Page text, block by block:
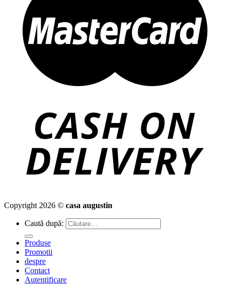
Copyright 2026 © casa augustin
Caută după:
Produse
Promotii
despre
Contact
Autentificare